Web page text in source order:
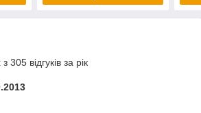
305 відгуків за рік